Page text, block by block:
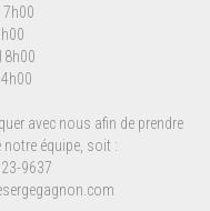
avec nous afin de prendre
notre équipe, soit :
9637